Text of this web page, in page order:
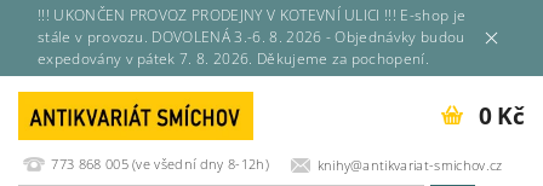
!!! UKONČEN PROVOZ PRODEJNY V KOTEVNÍ ULICI !!! E-shop je
stále v provozu. DOVOLENÁ 3.-6. 8. 2026 - Objednávky budou
expedovány v pátek 7. 8. 2026. Děkujeme za pochopení.
773 868 005 (ve všední dny 8-12h) knihy@antikvariat-smichov.cz
0 Kč